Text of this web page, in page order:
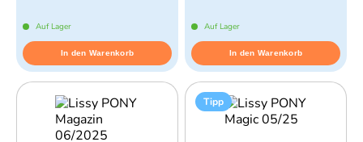
Auf Lager
In den Warenkorb
Auf Lager
In den Warenkorb
Tipp